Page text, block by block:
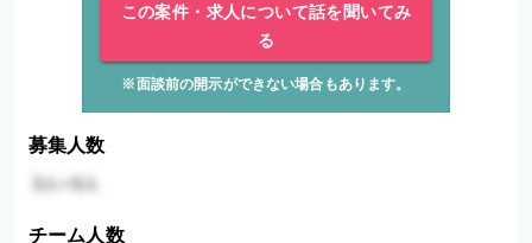
この案件・求人について話を聞いてみ
る
※面談前の開示ができない場合もあります。
募集人数
チーム人数